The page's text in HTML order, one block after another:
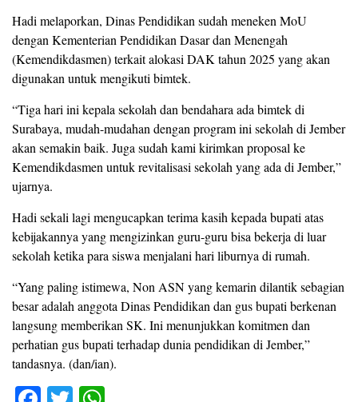
Hadi melaporkan, Dinas Pendidikan sudah meneken MoU
dengan Kementerian Pendidikan Dasar dan Menengah
(Kemendikdasmen) terkait alokasi DAK tahun 2025 yang akan
digunakan untuk mengikuti bimtek.
“Tiga hari ini kepala sekolah dan bendahara ada bimtek di
Surabaya, mudah-mudahan dengan program ini sekolah di Jember
akan semakin baik. Juga sudah kami kirimkan proposal ke
Kemendikdasmen untuk revitalisasi sekolah yang ada di Jember,”
ujarnya.
Hadi sekali lagi mengucapkan terima kasih kepada bupati atas
kebijakannya yang mengizinkan guru-guru bisa bekerja di luar
sekolah ketika para siswa menjalani hari liburnya di rumah.
“Yang paling istimewa, Non ASN yang kemarin dilantik sebagian
besar adalah anggota Dinas Pendidikan dan gus bupati berkenan
langsung memberikan SK. Ini menunjukkan komitmen dan
perhatian gus bupati terhadap dunia pendidikan di Jember,”
tandasnya. (dan/ian).